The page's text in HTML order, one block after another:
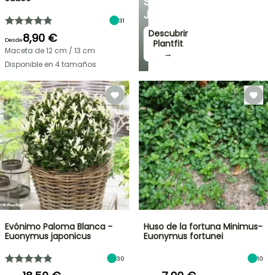
JARDÍN
Descubrir
Plantfit
→
31
Desde8,90 €
Maceta de 12 cm / 13 cm
Disponible en 4 tamaños
Evónimo Paloma Blanca -
Euonymus japonicus
30
Huso de la fortuna Minimus-
Euonymus fortunei
10